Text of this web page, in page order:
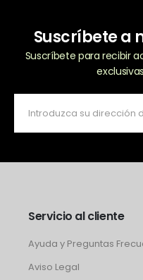
Suscríbete a
Suscríbete para recibir
Servicio al cliente
Ayuda y Preguntas
Aviso Legal